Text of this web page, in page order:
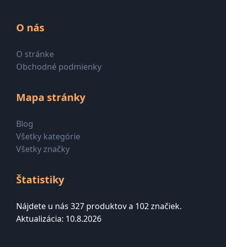
O nás
O stránke
Obchodné podmienky
Mapa stránky
Blog
Všetky kategórie
Všetky značky
Štatistiky
Nájdete u nás 327 produktov a 102 značiek.
Aktualizácia: 10.8.2026